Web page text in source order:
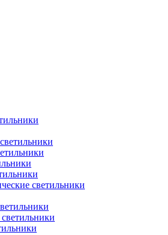
светильники